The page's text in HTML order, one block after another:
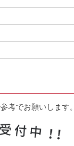
考でお願いします。